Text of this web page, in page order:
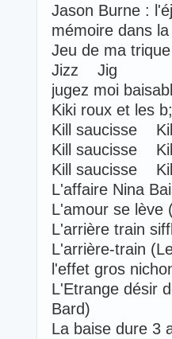
Jason Burne :
mémoire dans
Jeu de ma
Jizz Jig
jugez moi
Kiki roux et les
Kill saucisse
Kill saucisse
Kill saucisse
L'affaire Nina
L'amour se
L'arrière train
L'arrière-train
l'effet gros
L'Etrange désir
Bard)
La baise dure